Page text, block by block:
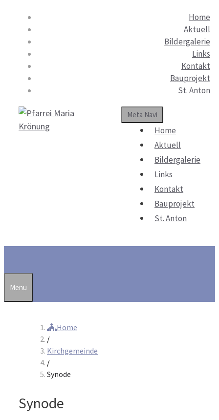
Home
Aktuell
Bildergalerie
Links
Kontakt
Bauprojekt
St. Anton
Meta Navi
Home
Aktuell
Bildergalerie
Links
Kontakt
Bauprojekt
St. Anton
Menu
Home
/
Kirchgemeinde
/
Synode
Synode